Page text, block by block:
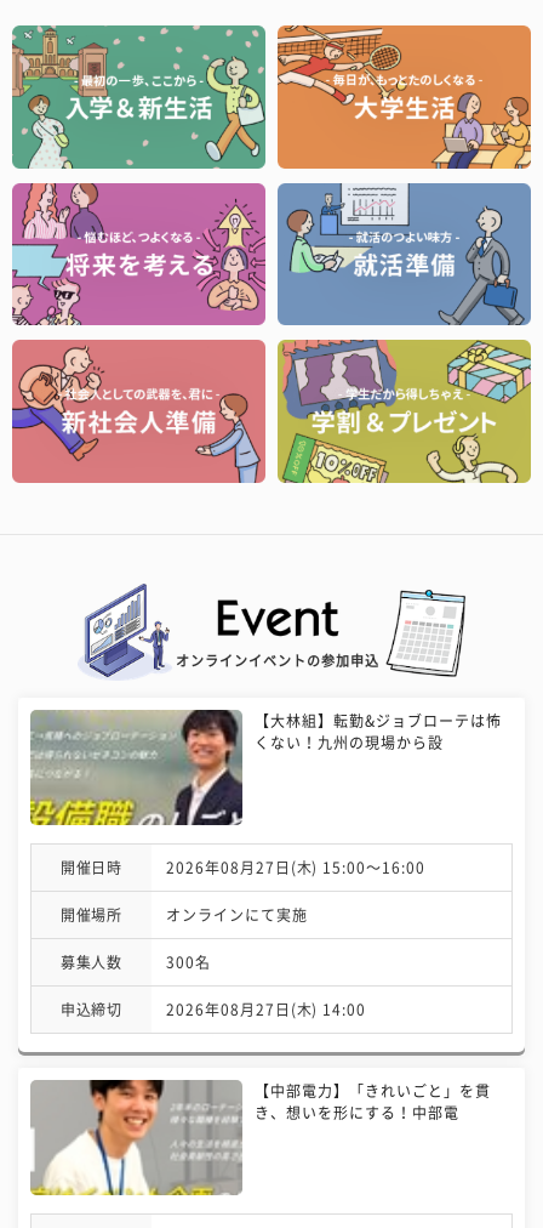
オンラインイベントの参加申込
【大林組】転勤&ジョブローテは怖
くない！九州の現場から設
開催日時 2026年08月27日(木) 15:00〜16:00
開催場所 オンラインにて実施
募集人数 300名
申込締切 2026年08月27日(木) 14:00
【中部電力】「きれいごと」を貫
き、想いを形にする！中部電